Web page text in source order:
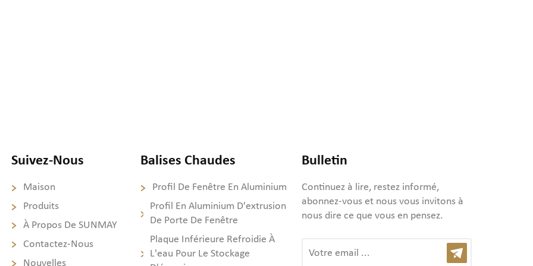
Suivez-Nous
Maison
Produits
À Propos De SUNMAY
Contactez-Nous
Nouvelles
Balises Chaudes
Profil De Fenêtre En Aluminium
Profil En Aluminium D'extrusion
De Porte De Fenêtre
Plaque Inférieure Refroidie À
L'eau Pour Le Stockage
Bulletin
Continuez à lire, restez informé,
abonnez-vous et nous vous invitons à
nous dire ce que vous en pensez.